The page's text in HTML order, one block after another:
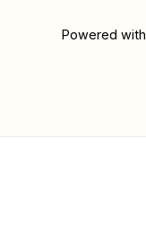
Powered with